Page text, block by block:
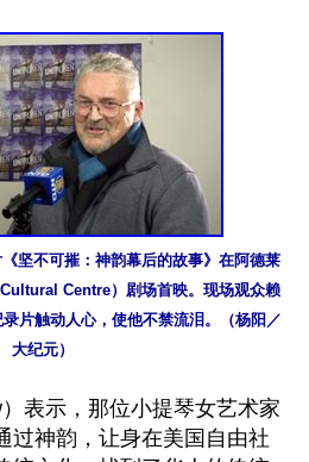
坚不可摧：神韵幕后的故事》在阿德莱
Centre）剧场首映。现场观众赖
片触动人心，使他不禁流泪。（杨阳／
大纪元）
表示，那位小提琴女艺术家
过神韵，让身在美国自由社